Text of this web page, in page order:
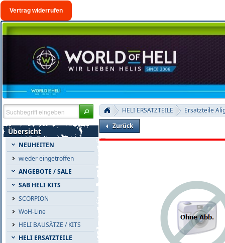
Vertrag widerrufen
Übersicht
NEUHEITEN
wieder eingetroffen
ANGEBOTE / SALE
SAB HELI KITS
SCORPION
WoH-Line
HELI BAUSÄTZE / KITS
HELI ERSATZTEILE
HELI ERSATZTEILE
Ersatzteile
Zurück